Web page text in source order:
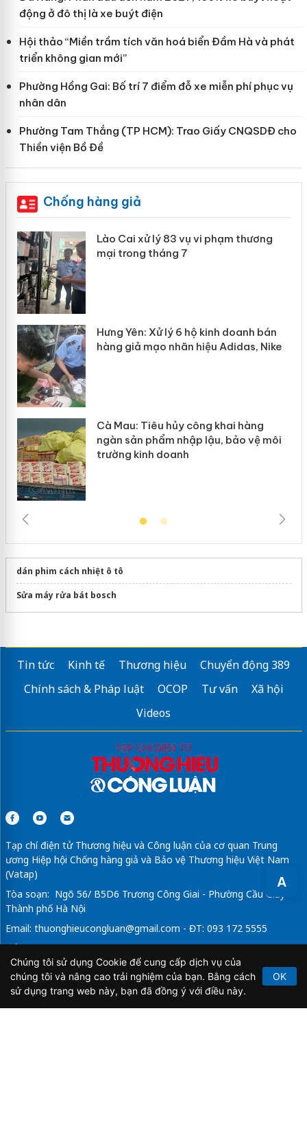
A
động ở đô thị là xe buýt điện
Hội thảo “Miền trầm tích văn hoá biển Đầm Hà và phát
triển không gian mới”
Phường Hồng Gai: Bố trí 7 điểm đỗ xe miễn phí phục vụ
nhân dân
Phường Tam Thắng (TP HCM): Trao Giấy CNQSDĐ cho
Thiền viện Bồ Đề
Chống hàng giả
Lào Cai xử lý 83 vụ vi phạm thương
mại trong tháng 7
Hưng Yên: Xử lý 6 hộ kinh doanh bán
hàng giả mạo nhãn hiệu Adidas, Nike
Cà Mau: Tiêu hủy công khai hàng
ngàn sản phẩm nhập lậu, bảo vệ môi
trường kinh doanh
dán phim cách nhiệt ô tô
Sửa máy rửa bát bosch
Tin tức Kinh tế Thương hiệu
Chuyển động 389
Chính sách & Pháp luật
OCOP Tư vấn
Xã hội
Videos
Tạp chí điện tử Thương hiệu và Công luận của cơ quan Trung
ương Hiệp hội Chống hàng giả và Bảo vệ Thương hiệu Việt Nam
(Vatap)
Tòa soạn: Ngõ 56/ B5D6 Trương Công Giai - Phường Cầu Giấy -
Thành phố Hà Nội
Email: thuonghieucongluan@gmail.com - ĐT: 093 172 5555
Tổng Biên Tập: Vũ Đức Thuận
Giấy phép hoạt động báo chí điện tử số 64/GP-BTTTT do Bộ
Thông tin và Truyền thông cấp ngày 21/2/2020.
Chúng tôi sử dụng Cookie để cung cấp dịch vụ của
chúng tôi và nâng cao trải nghiệm của bạn. Bằng cách
sử dụng trang web này, bạn đã đồng ý với điều này.
OK